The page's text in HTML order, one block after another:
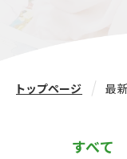
トップページ 最
すべて